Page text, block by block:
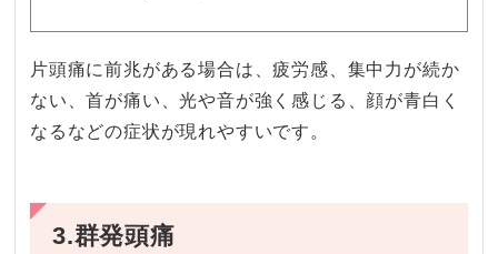
片頭痛に前兆がある場合は、疲労感、集中力が続か
ない、首が痛い、光や音が強く感じる、顔が青白く
なるなどの症状が現れやすいです。
3.群発頭痛